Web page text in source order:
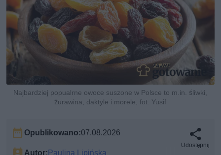
Najbardziej popualrne owoce suszone w Polsce to m.in. śliwki,
żurawina, daktyle i morele, fot. Yusif
Opublikowano:07.08.2026
Autor:Paulina Lipińska
Udostępnij